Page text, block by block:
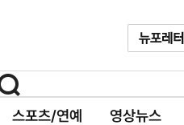
스포츠/연예 영상뉴스